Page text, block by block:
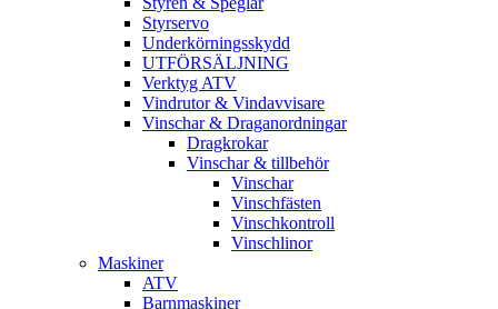
Styrservo
Underkörningsskydd
UTFÖRSÄLJNING
Verktyg ATV
Vindrutor & Vindavvisare
Vinschar & Draganordningar
Dragkrokar
Vinschar & tillbehör
Vinschar
Vinschfästen
Vinschkontroll
Vinschlinor
Maskiner
ATV
Barnmaskiner